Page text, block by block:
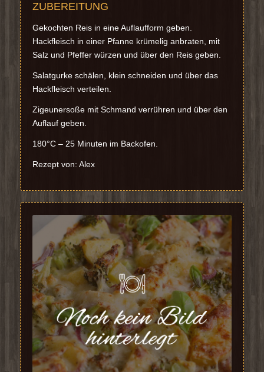
ZUBEREITUNG
Gekochten Reis in eine Auflaufform geben.
Hackfleisch in einer Pfanne krümelig anbraten, mit
Salz und Pfeffer würzen und über den Reis geben.
Salatgurke schälen, klein schneiden und über das
Hackfleisch verteilen.
Zigeunersoße mit Schmand verrühren und über den
Auflauf geben.
180°C – 25 Minuten im Backofen.
Rezept von: Alex